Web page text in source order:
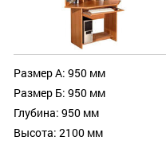
Размер А: 950 мм
Размер Б: 950 мм
Глубина: 950 мм
Высота: 2100 мм